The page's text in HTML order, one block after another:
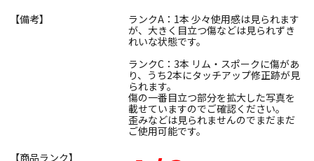
【備考】
ランクA：1本 少々使用感は見られます
が、大きく目立つ傷などは見られずき
れいな状態です。
ランクC：3本 リム・スポークに傷があ
り、うち2本にタッチアップ修正跡が見
られます。
傷の一番目立つ部分を拡大した写真を
載せていますのでご確認ください。
歪みなどは見られませんのでまだまだ
ご使用可能です。
【商品ランク】